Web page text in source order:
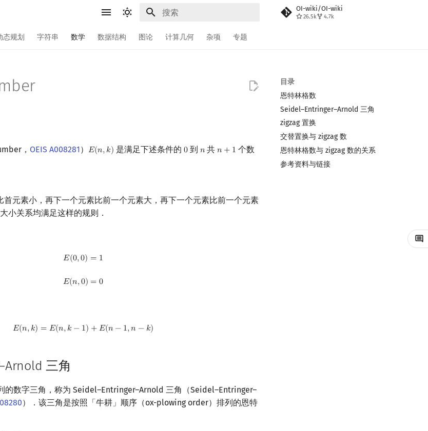
OI-wiki/OI-wiki
26.5k 4.7k
态规划 字符串 数学 数据结构 图论 计算几何 杂项 专题
目录
恩特林格数
Seidel–Entringer–Arnold 三角
zigzag 置换
交替置换与 zigzag 数
恩特林格数与 zigzag 数的关系
参考资料与链接
， OEIS A008281） 𝐸(𝑛,𝑘)
E(n,k ) 是满足下述条件的 0
0到 𝑛
n 共𝑛 + 1
n +1
个数
首元素小，再下一个元素比前一个元素大，再下一个元素比前一个元素
小关系均满足这样的规则．
𝐸(0,0) = 1
E(0 ,0 =1
𝐸(𝑛,0) = 0
E(n ,0) =0
𝐸(𝑛,𝑘) = 𝐸(𝑛,𝑘 − 1) +𝐸(𝑛 − 1,𝑛 − 𝑘)
E(n k)=E (n ,k−1 ) +E n−1, n− k
三角
的数字三角，称为 Seidel–Entringer–Arnold 三角（Seidel–Entringer–
）．该三角是按照「牛耕」顺序（ox-plowing order）排列的恩特